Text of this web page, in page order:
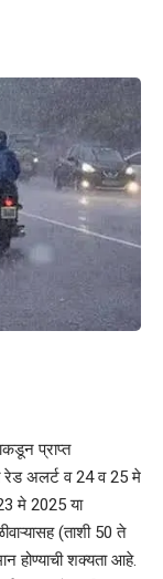
प्राप्त
रेड अलर्ट व 24 व 25 मे
मे 2025 या
(ताशी 50 ते
होण्याची शक्यता आहे.